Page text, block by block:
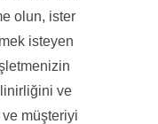
olun, ister
isteyen
ve
ve müşteriyi